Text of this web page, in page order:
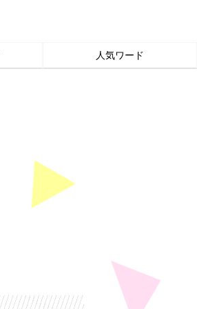
人気ワード